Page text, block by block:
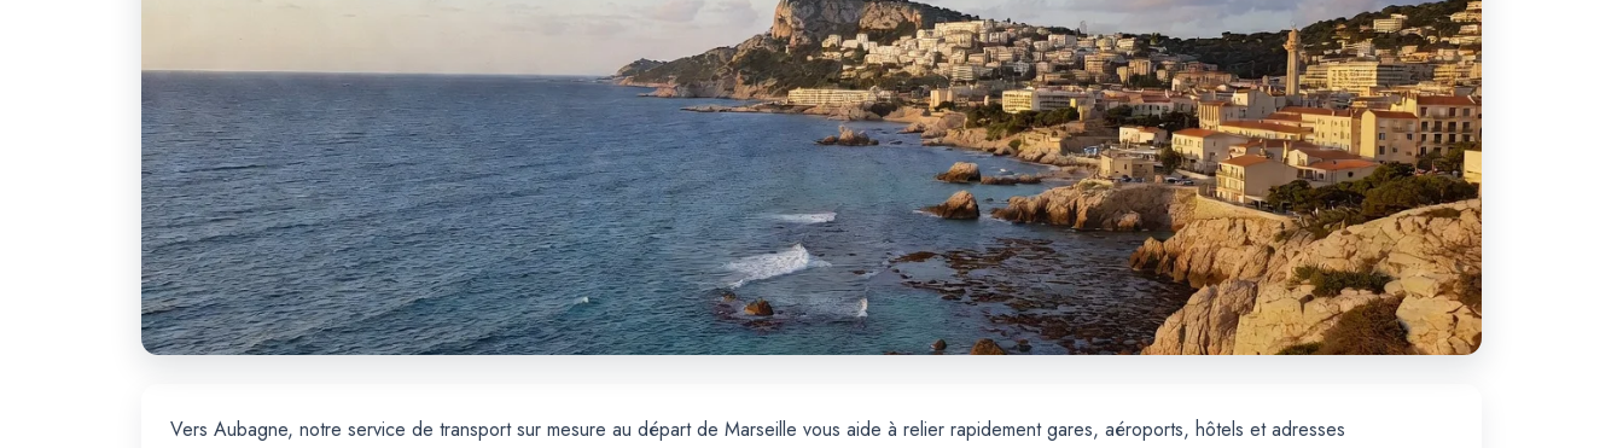
Vers Aubagne, notre service de transport sur mesure au départ de Marseille vous aide à relier rapidement gares, aéroports, hôtels et adresses